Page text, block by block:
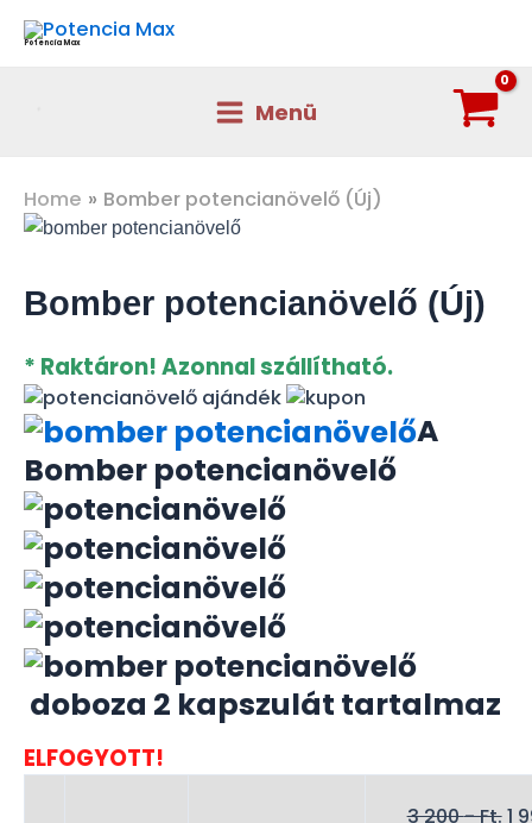
Potencia Max
Main
Menu
Menü
Home Bomber potencianövelő (Új)
Bomber potencianövelő (Új)
* Raktáron! Azonnal szállítható.
A
Bomber potencianövelő
doboza 2 kapszulát tartalmaz
ELFOGYOTT!
3 200- Ft.1